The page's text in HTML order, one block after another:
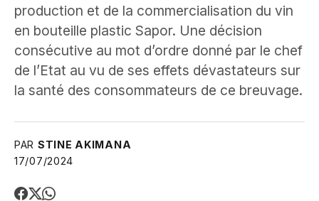
production et de la commercialisation du vin
en bouteille plastic Sapor. Une décision
consécutive au mot d’ordre donné par le chef
de l’Etat au vu de ses effets dévastateurs sur
la santé des consommateurs de ce breuvage.
PAR STINE AKIMANA
17/07/2024